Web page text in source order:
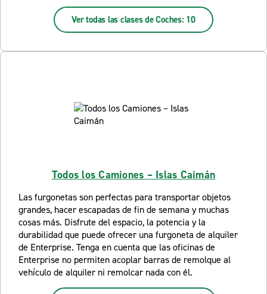
Ver todas las clases de Coches: 10
Todos los Camiones – Islas Caimán
Las furgonetas son perfectas para transportar objetos
grandes, hacer escapadas de fin de semana y muchas
cosas más. Disfrute del espacio, la potencia y la
durabilidad que puede ofrecer una furgoneta de alquiler
de Enterprise. Tenga en cuenta que las oficinas de
Enterprise no permiten acoplar barras de remolque al
vehículo de alquiler ni remolcar nada con él.